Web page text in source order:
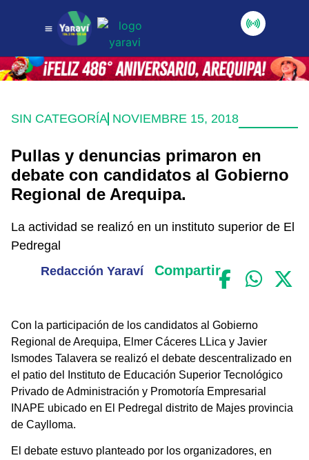
SIN CATEGORÍA NOVIEMBRE 15, 2018
Pullas y denuncias primaron en
debate con candidatos al Gobierno
Regional de Arequipa.
La actividad se realizó en un instituto superior de El
Pedregal
Redacción Yaraví
Compartir
Con la participación de los candidatos al Gobierno
Regional de Arequipa, Elmer Cáceres LLica y Javier
Ismodes Talavera se realizó el debate descentralizado en
el patio del Instituto de Educación Superior Tecnológico
Privado de Administración y Promotoría Empresarial
INAPE ubicado en El Pedregal distrito de Majes provincia
de Caylloma.
El debate estuvo planteado por los organizadores, en